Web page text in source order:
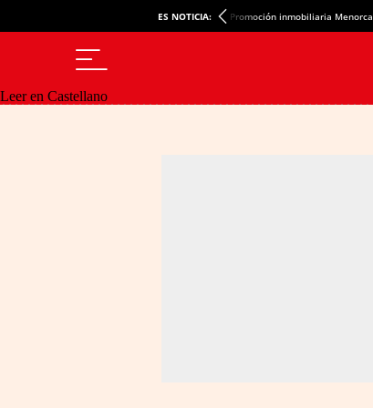
ES NOTICIA: Promoción inmobiliaria Menorca
Leer en Castellano